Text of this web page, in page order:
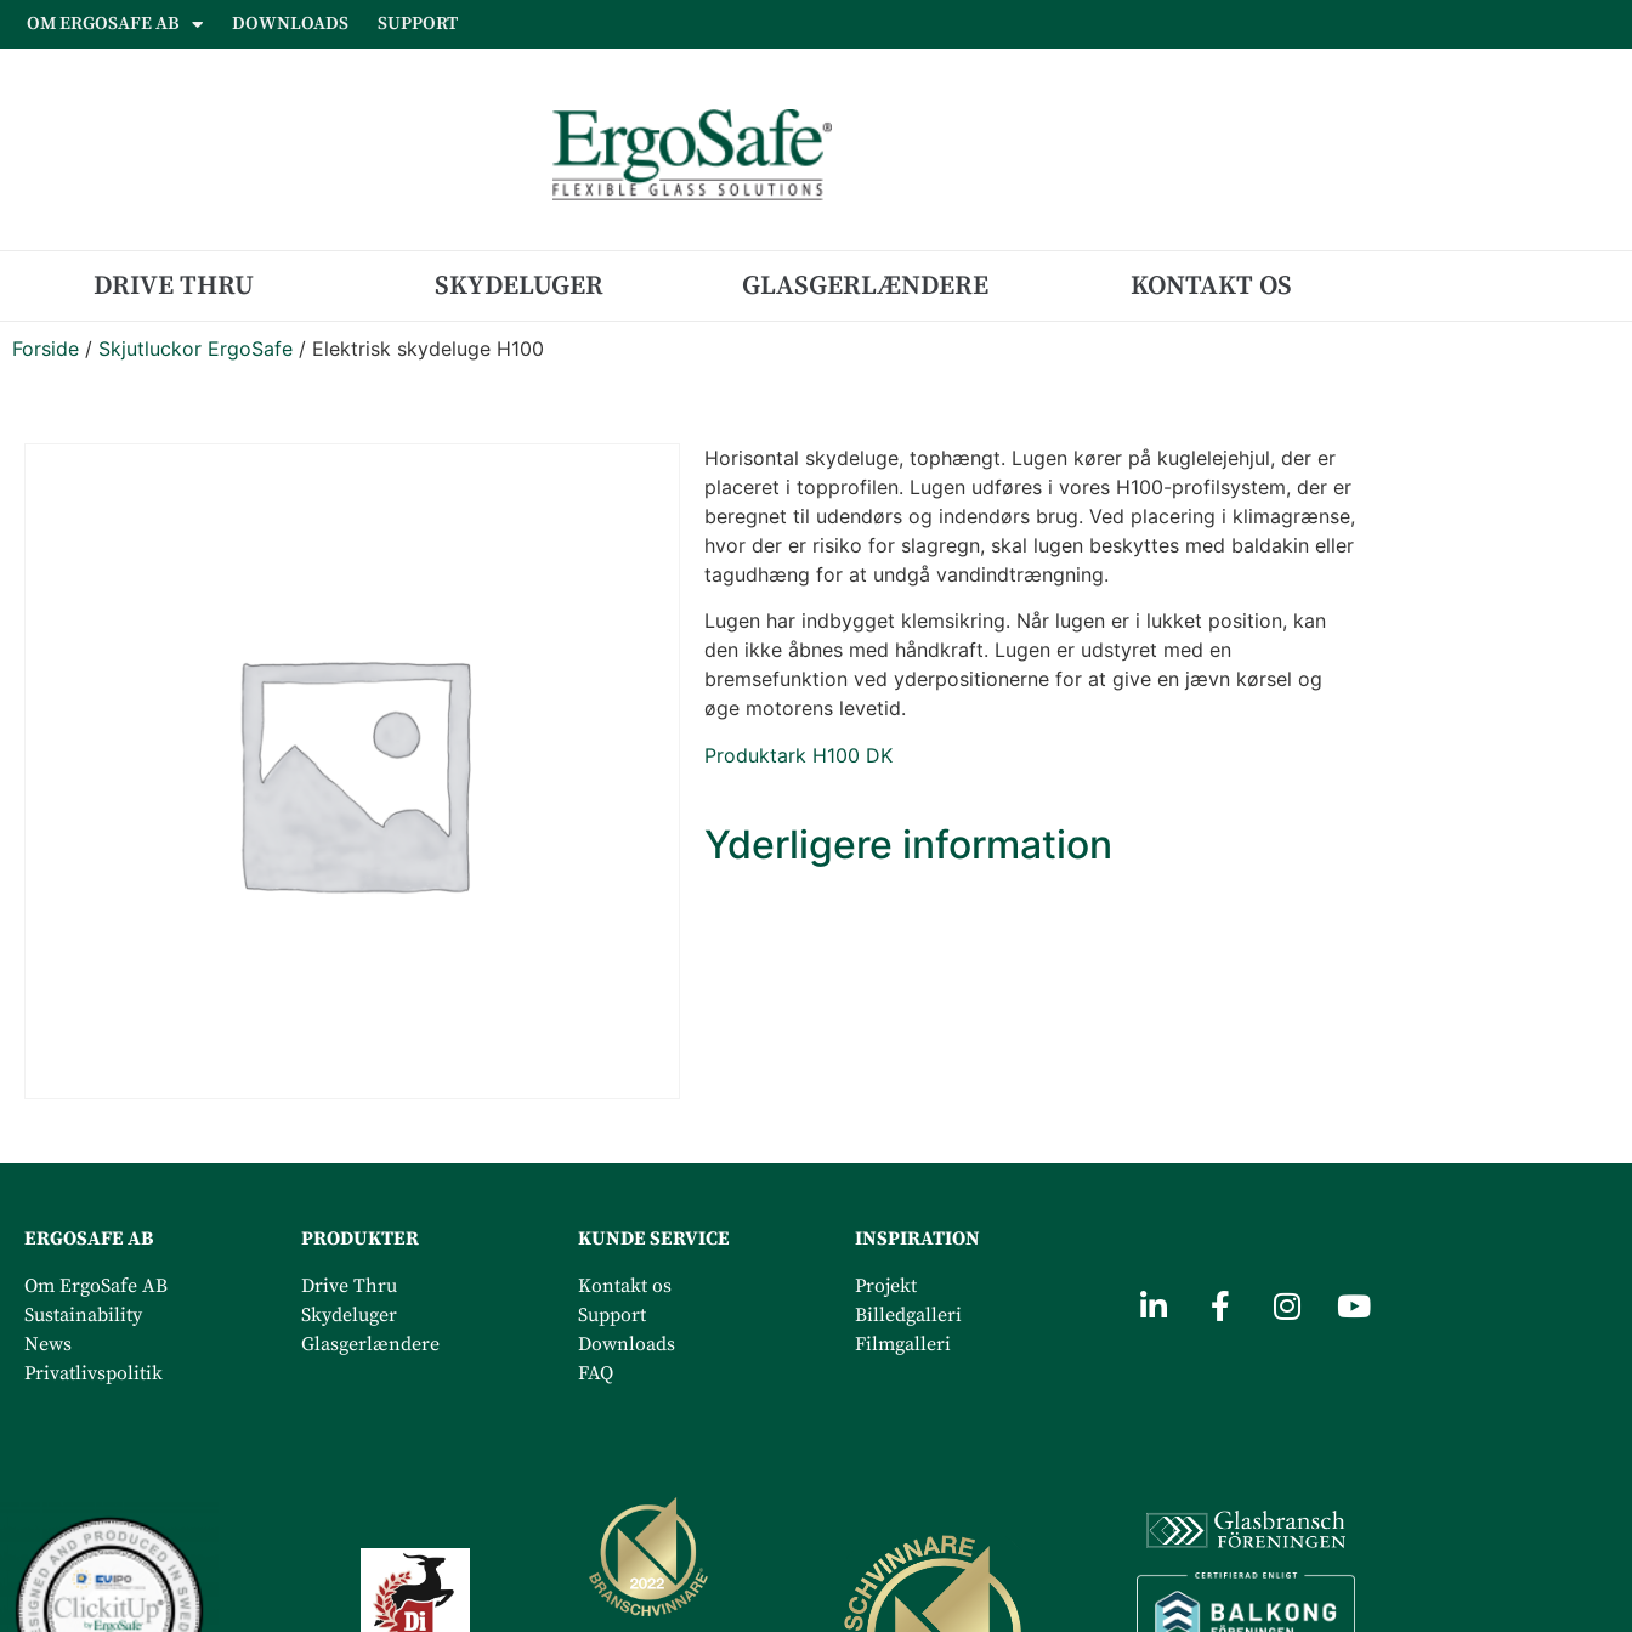
OM ERGOSAFE AB DOWNLOADS SUPPORT
DRIVE THRU SKYDELUGER GLASGERLÆNDERE KONTAKT OS
Forside / Skjutluckor ErgoSafe / Elektrisk skydeluge H100
Horisontal skydeluge, tophængt. Lugen kører på kuglelejehjul, der er
placeret i topprofilen. Lugen udføres i vores H100-profilsystem, der er
beregnet til udendørs og indendørs brug. Ved placering i klimagrænse,
hvor der er risiko for slagregn, skal lugen beskyttes med baldakin eller
tagudhæng for at undgå vandindtrængning.
Lugen har indbygget klemsikring. Når lugen er i lukket position, kan
den ikke åbnes med håndkraft. Lugen er udstyret med en
bremsefunktion ved yderpositionerne for at give en jævn kørsel og
øge motorens levetid.
Produktark H100 DK
Yderligere information
ERGOSAFE AB
Om ErgoSafe AB
Sustainability
News
Privatlivspolitik
PRODUKTER
Drive Thru
Skydeluger
Glasgerlændere
KUNDE SERVICE
Kontakt os
Support
Downloads
FAQ
INSPIRATION
Projekt
Billedgalleri
Filmgalleri